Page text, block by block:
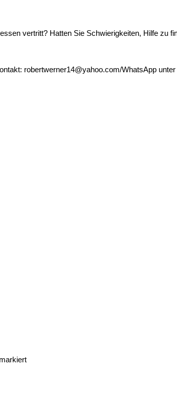
vertritt? Hatten Sie Schwierigkeiten, Hilfe zu
robertwerner14@yahoo.com/WhatsApp
markiert